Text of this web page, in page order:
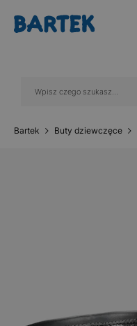
Bartek Buty dziewczęce